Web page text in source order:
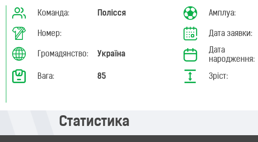
Команда: Полісся Амплуа:
Номер: Дата заявки:
Громадянство: Україна
Дата
народження:
Вага: 85 Зріст:
Статистика